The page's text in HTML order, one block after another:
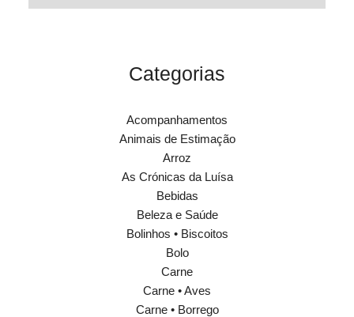
Categorias
Acompanhamentos
Animais de Estimação
Arroz
As Crónicas da Luísa
Bebidas
Beleza e Saúde
Bolinhos • Biscoitos
Bolo
Carne
Carne • Aves
Carne • Borrego